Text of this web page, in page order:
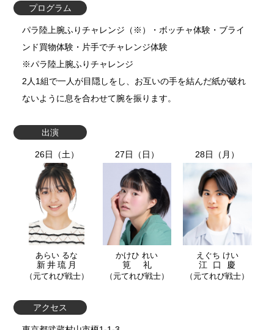
プログラム
パラ陸上腕ふりチャレンジ（※）・ボッチャ体験・ブライ
ンド買物体験・片手でチャレンジ体験
※パラ陸上腕ふりチャレンジ
2人1組で一人が目隠しをし、お互いの手を結んだ紙が破れ
ないように息を合わせて腕を振ります。
出演
26日（土）
新井琉月
あらい るな
（元てれび戦士）
27日（日）
筧礼
かけひ れい
（元てれび戦士）
28日（月）
江口慶
えぐち けい
（元てれび戦士）
アクセス